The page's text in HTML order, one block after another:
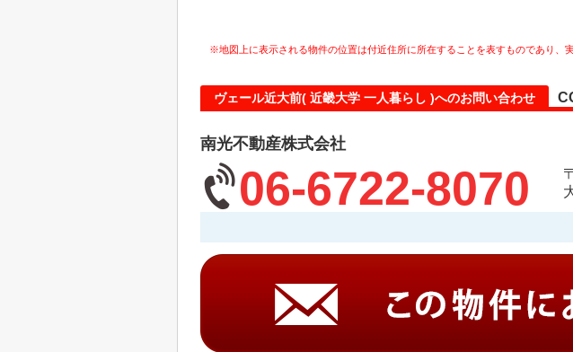
※地図上に表示される物件の位置は付近住所に所在することを表すものであり、
ヴェール近大前( 近畿大学 一人暮らし )へのお問い合わせ
南光不動産株式会社
06-6722-8070